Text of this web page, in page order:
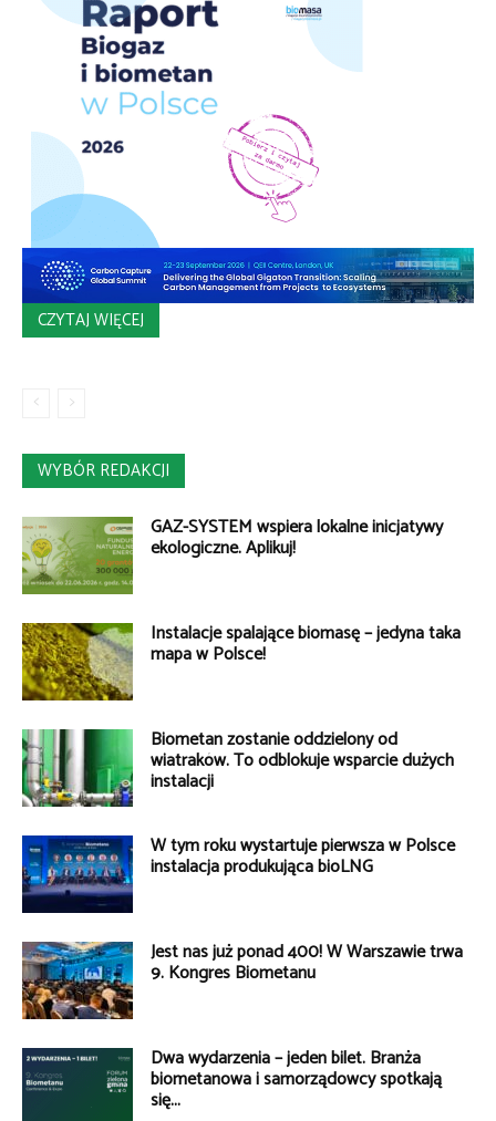
CZYTAJ WIĘCEJ
WYBÓR REDAKCJI
GAZ-SYSTEM wspiera lokalne inicjatywy
ekologiczne. Aplikuj!
Instalacje spalające biomasę – jedyna taka
mapa w Polsce!
Biometan zostanie oddzielony od
wiatraków. To odblokuje wsparcie dużych
instalacji
W tym roku wystartuje pierwsza w Polsce
instalacja produkująca bioLNG
Jest nas już ponad 400! W Warszawie trwa
9. Kongres Biometanu
Dwa wydarzenia – jeden bilet. Branża
biometanowa i samorządowcy spotkają
się...